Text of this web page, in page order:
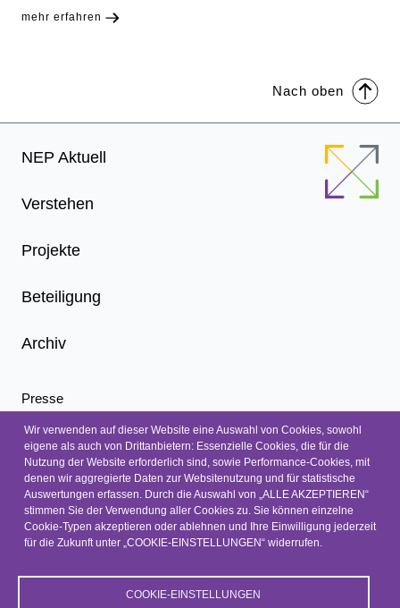
mehr erfahren
Nach oben
Footer
NEP Aktuell
Verstehen
Projekte
Beteiligung
Archiv
Presse
Infoletter
Nachrichten
Kontakt
Barrierefreiheit
Barriere melden
Impressum
Wir verwenden auf dieser Website eine Auswahl von Cookies, sowohl
eigene als auch von Drittanbietern: Essenzielle Cookies, die für die
Nutzung der Website erforderlich sind, sowie Performance-Cookies, mit
denen wir aggregierte Daten zur Websitenutzung und für statistische
Auswertungen erfassen. Durch die Auswahl von „ALLE AKZEPTIEREN“
stimmen Sie der Verwendung aller Cookies zu. Sie können einzelne
Cookie-Typen akzeptieren oder ablehnen und Ihre Einwilligung jederzeit
für die Zukunft unter „COOKIE-EINSTELLUNGEN“ widerrufen.
COOKIE-EINSTELLUNGEN